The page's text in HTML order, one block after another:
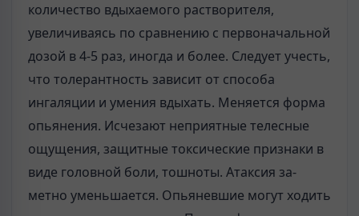
количество вдыхаемого растворителя,
увеличиваясь по срав­нению с первоначальной
дозой в 4-5 раз, иногда и более. Следует учесть,
что толерантность зависит от способа
ингаляции и умения вдыхать. Меняется форма
опьянения. Исчезают неприятные телесные
ощущения, защитные токсические признаки в
виде головной боли, тошноты. Атаксия за­
метно уменьшается. Опьяневшие могут ходить